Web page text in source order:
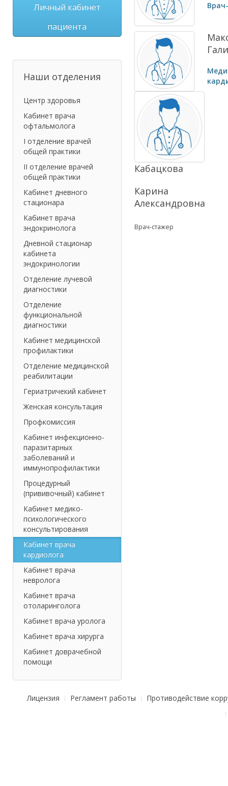
Кабацкова
Карина
Александровна
Врач-стажер
Личный кабинет
пациента
Наши отделения
Центр здоровья
Кабинет врача
офтальмолога
I отделение врачей
общей практики
II отделение врачей
общей практики
Кабинет дневного
стационара
Кабинет врача
эндокринолога
Дневной стационар
кабинета
эндокринологии
Отделение лучевой
диагностики
Отделение
функциональной
диагностики
Кабинет медицинской
профилактики
Отделение медицинской
реабилитации
Гериатричекий кабинет
Женская консультация
Профкомиссия
Кабинет инфекционно-
паразитарных
заболеваний и
иммунопрофилактики
Процедурный
(прививочный) кабинет
Кабинет медико-
психологического
консультирования
Кабинет врача
кардиолога
Кабинет врача
невролога
Кабинет врача
отоларинголога
Кабинет врача уролога
Кабинет врача хирурга
Кабинет доврачебной
помощи
Лицензия Регламент работы Противодействие